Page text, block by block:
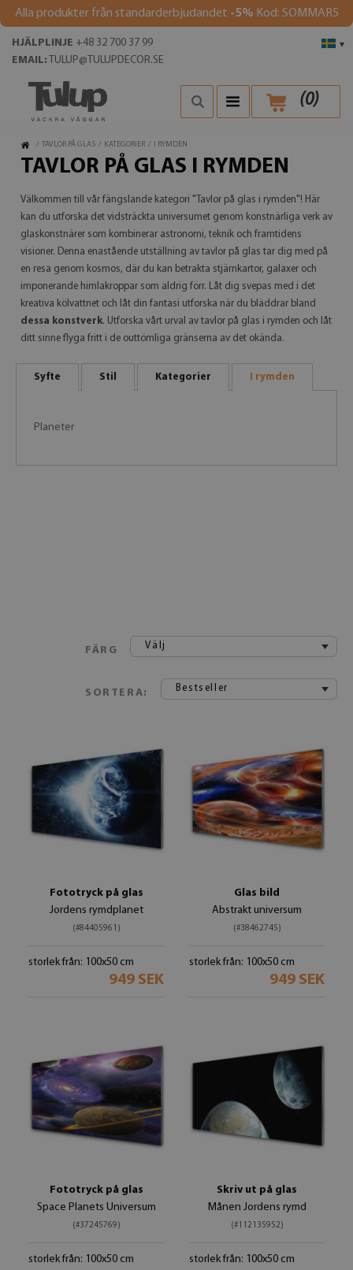
Alla produkter från standarderbjudandet -5% Kod: SOMMAR5
▾
HJÄLPLINJE +48 32 700 37 99
EMAIL: TULUP@TULUPDECOR.SE
(0)
/ TAVLOR PÅ GLAS / KATEGORIER / I RYMDEN
TAVLOR PÅ GLAS I RYMDEN
Välkommen till vår fängslande kategori "Tavlor på glas i rymden"! Här
kan du utforska det vidsträckta universumet genom konstnärliga verk av
glaskonstnärer som kombinerar astronomi, teknik och framtidens
visioner. Denna enastående utställning av tavlor på glas tar dig med på
en resa genom kosmos, där du kan betrakta stjärnkartor, galaxer och
imponerande himlakroppar som aldrig förr. Låt dig svepas med i det
kreativa kölvattnet och låt din fantasi utforska när du bläddrar bland
dessa konstverk. Utforska vårt urval av tavlor på glas i rymden och låt
ditt sinne flyga fritt i de outtömliga gränserna av det okända.
Syfte Stil Kategorier I rymden
Planeter
FÄRG Välj
SORTERA: Bestseller
Fototryck på glas
Jordens rymdplanet
(#84405961)
storlek från: 100x50 cm
949 SEK
Glas bild
Abstrakt universum
(#38462745)
storlek från: 100x50 cm
949 SEK
Fototryck på glas
Space Planets Universum
(#37245769)
storlek från: 100x50 cm
Skriv ut på glas
Månen Jordens rymd
(#112135952)
storlek från: 100x50 cm